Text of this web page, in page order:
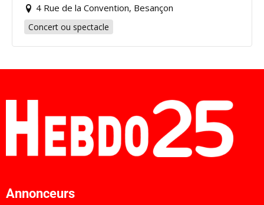
4 Rue de la Convention, Besançon
Concert ou spectacle
Annonceurs